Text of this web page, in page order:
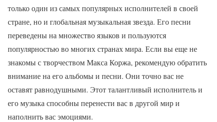
только один из самых популярных исполнителей в своей
стране, но и глобальная музыкальная звезда. Его песни
переведены на множество языков и пользуются
популярностью во многих странах мира. Если вы еще не
знакомы с творчеством Макса Коржа, рекомендую обратить
внимание на его альбомы и песни. Они точно вас не
оставят равнодушными. Этот талантливый исполнитель и
его музыка способны перенести вас в другой мир и
наполнить вас эмоциями.